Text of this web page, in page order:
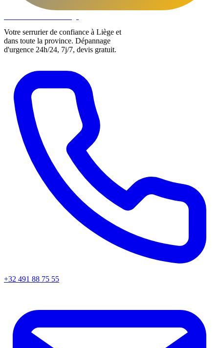
Votre serrurier de confiance à Liège et
dans toute la province. Dépannage
d'urgence 24h/24, 7j/7, devis gratuit.
+32 491 88 75 55